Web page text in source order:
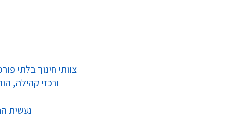
צוותי חינוך בלתי
ורכזי קהילה,
נעשית